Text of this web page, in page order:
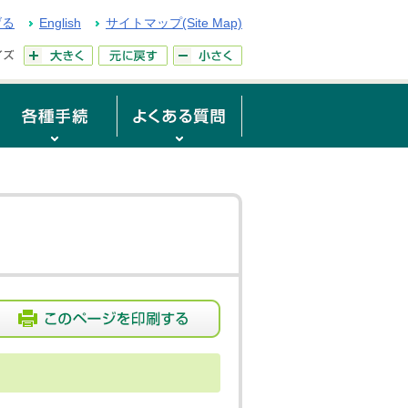
English サイトマップ(Site Map)